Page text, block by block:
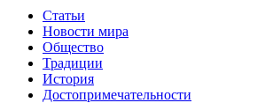
Статьи
Новости мира
Общество
Традиции
История
Достопримечательности